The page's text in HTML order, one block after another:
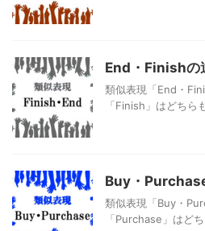
End・Finishの
類似表現「End・
「Finish」はどちら
Buy・
類似表現「Buy・
「Purchase」はど